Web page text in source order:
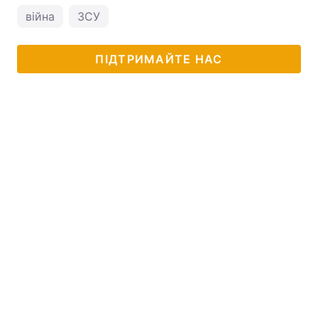
війна ЗСУ
ПІДТРИМАЙТЕ НАС